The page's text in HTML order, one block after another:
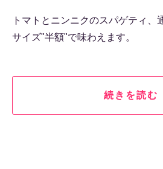
トマトとニンニクのスパゲティ、
サイズ"半額"で味わえます。
続きを読む